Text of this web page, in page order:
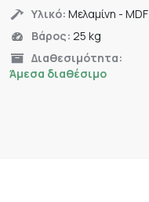
Υλικό:Μελαμίνη - MDF
Βάρος:25 kg
Διαθεσιμότητα:
Άμεσα διαθέσιμο